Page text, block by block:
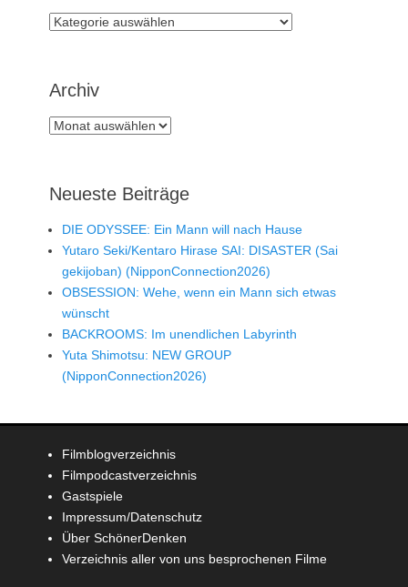
Rubriken
Archiv
Archiv
Neueste Beiträge
DIE ODYSSEE: Ein Mann will nach Hause
Yutaro Seki/Kentaro Hirase SAI: DISASTER (Sai
gekijoban) (NipponConnection2026)
OBSESSION: Wehe, wenn ein Mann sich etwas
wünscht
BACKROOMS: Im unendlichen Labyrinth
Yuta Shimotsu: NEW GROUP
(NipponConnection2026)
Filmblogverzeichnis
Filmpodcastverzeichnis
Gastspiele
Impressum/Datenschutz
Über SchönerDenken
Verzeichnis aller von uns besprochenen Filme